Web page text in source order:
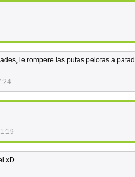
le rompere las putas pelotas a
xD.